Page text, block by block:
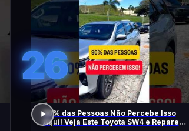
26
90% das Pessoas Não Percebe Isso
Aqui! Veja Este Toyota SW4 e Repare